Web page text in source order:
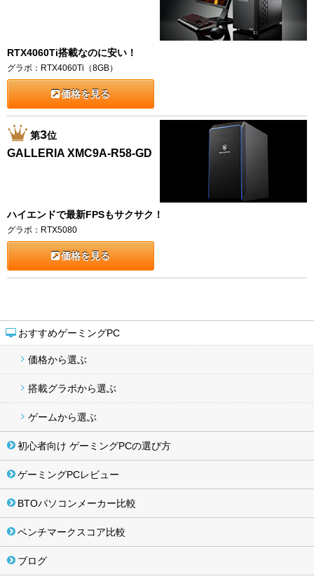
おすすめゲーミングPC
価格から選ぶ
搭載グラボから選ぶ
ゲームから選ぶ
初心者向け ゲーミングPCの選び方
ゲーミングPCレビュー
BTOパソコンメーカー比較
ベンチマークスコア比較
ブログ
RTX4060Ti搭載なのに安い！
グラボ：RTX4060Ti（8GB）
価格を見る
第3位
GALLERIA XMC9A-R58-GD
ハイエンドで最新FPSもサクサク！
グラボ：RTX5080
価格を見る